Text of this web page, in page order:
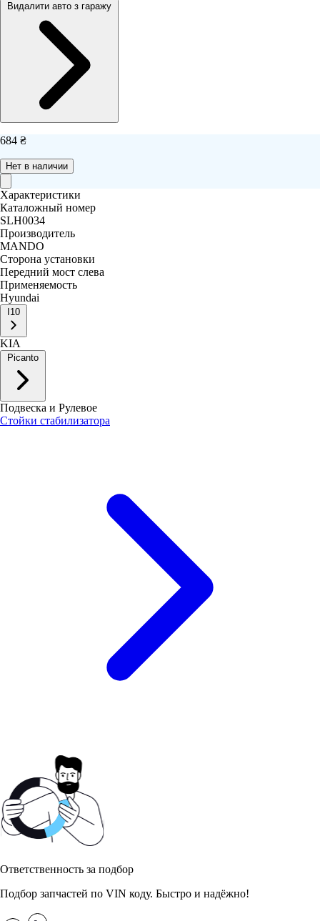
Видалити авто з гаражу
684 ₴
Нет в наличии
Характеристики
Каталожный номер
SLH0034
Производитель
MANDO
Сторона установки
Передний мост слева
Применяемость
Hyundai
KIA
Подвеска и Рулевое
Стойки стабилизатора
Ответственность за подбор
Подбор запчастей по VIN коду. Быстро и надёжно!